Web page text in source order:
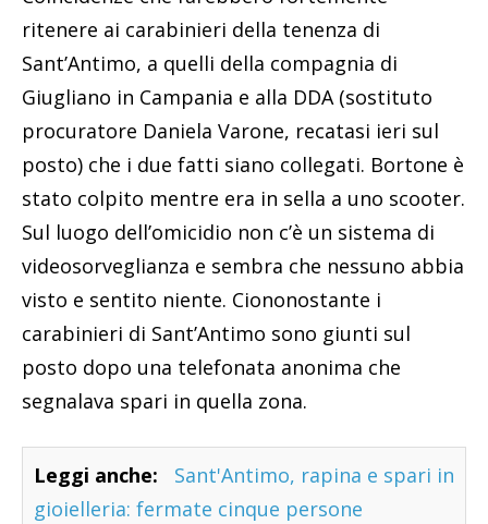
ritenere ai carabinieri della tenenza di
Sant’Antimo, a quelli della compagnia di
Giugliano in Campania e alla DDA (sostituto
procuratore Daniela Varone, recatasi ieri sul
posto) che i due fatti siano collegati. Bortone è
stato colpito mentre era in sella a uno scooter.
Sul luogo dell’omicidio non c’è un sistema di
videosorveglianza e sembra che nessuno abbia
visto e sentito niente. Ciononostante i
carabinieri di Sant’Antimo sono giunti sul
posto dopo una telefonata anonima che
segnalava spari in quella zona.
Leggi anche:
Sant'Antimo, rapina e spari in
gioielleria: fermate cinque persone